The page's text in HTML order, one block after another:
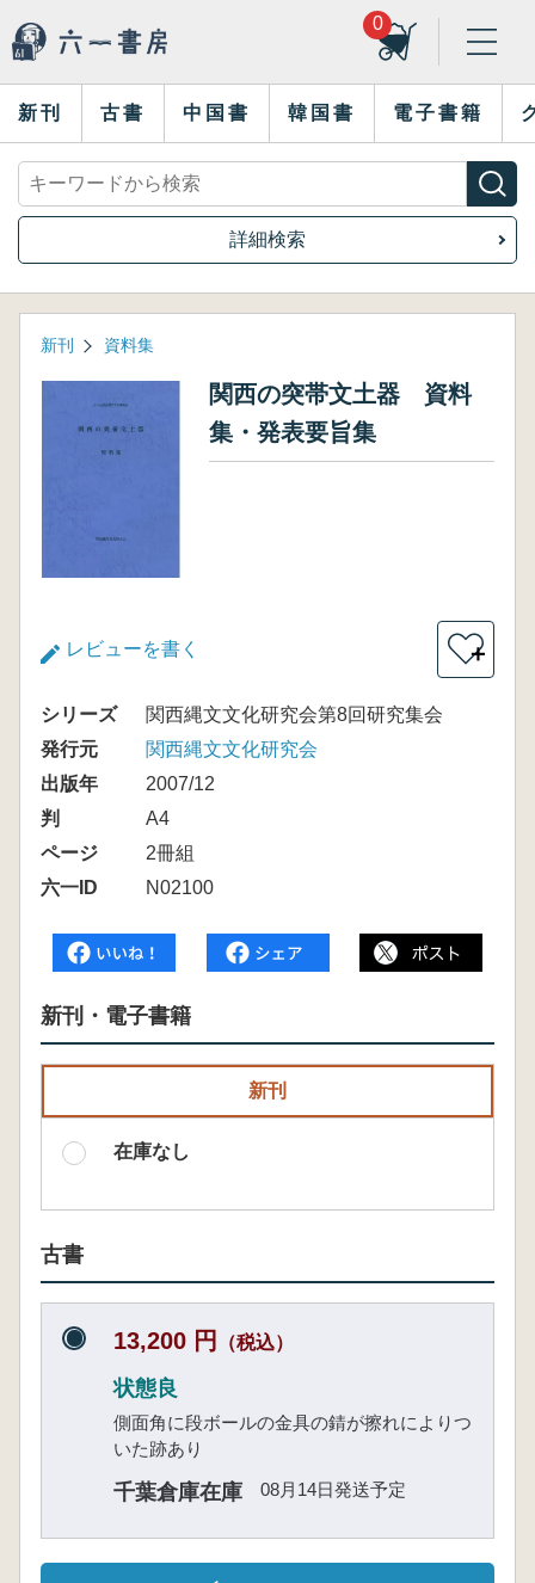
0
新刊 古書 中国書 韓国書 電子書籍
詳細検索
新刊 資料集
関西の突帯文土器 資料
集・発表要旨集
レビューを書く ＋
シリーズ
関西縄文文化研究会第8回研究集会
発行元
関西縄文文化研究会
出版年
2007/12
判
A4
ページ
2冊組
六一ID
N02100
新刊・電子書籍
新刊
在庫なし
古書
13,200 円 （税込）
状態良
側面角に段ボールの金具の錆が擦れによりつ
いた跡あり
千葉倉庫在庫 08月14日発送予定